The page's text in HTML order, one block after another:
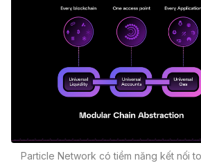
Particle Network có tiềm năng kết nối